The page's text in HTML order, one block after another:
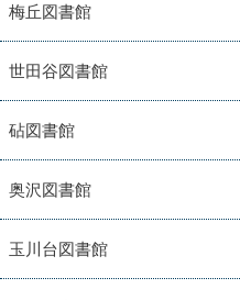
梅丘図書館
世田谷図書館
砧図書館
奥沢図書館
玉川台図書館